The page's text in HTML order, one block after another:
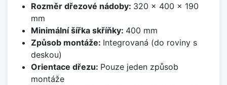
Rozměr dřezové nádoby: 320 x 400 x 190
mm
Minimální šířka skříňky: 400 mm
Způsob montáže: Integrovaná (do roviny s
deskou)
Orientace dřezu: Pouze jeden způsob
montáže